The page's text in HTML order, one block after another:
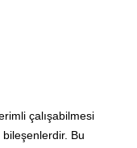
çalışabilmesi
Bu